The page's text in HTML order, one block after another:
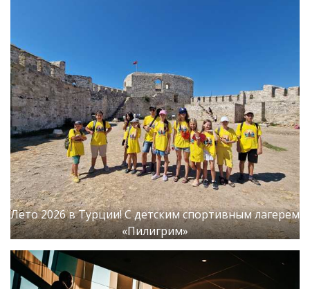
Лето 2026 в Турции! С детским спортивным лагерем
«Пилигрим»